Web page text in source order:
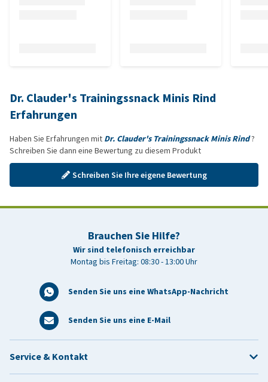
Dr. Clauder's Trainingssnack Minis Rind
Erfahrungen
Haben Sie Erfahrungen mit Dr. Clauder's Trainingssnack Minis Rind?
Schreiben Sie dann eine Bewertung zu diesem Produkt
Schreiben Sie Ihre eigene Bewertung
Brauchen Sie Hilfe?
Wir sind telefonisch erreichbar
Montag bis Freitag: 08:30 - 13:00 Uhr
Senden Sie uns eine WhatsApp-Nachricht
Senden Sie uns eine E-Mail
Service & Kontakt